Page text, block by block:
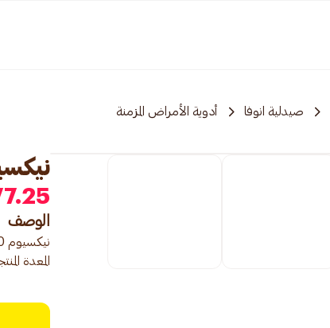
صيدلية انوفا أدوية الأمراض المزمنة
الوصف
المعدة